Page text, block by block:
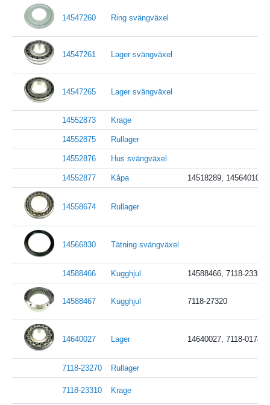
14547260 Ring svängväxel
14547261 Lager svängväxel
14547265 Lager svängväxel
14552873 Krage
14552875 Rullager
14552876 Hus svängväxel
14552877 Kåpa 14518289, 14564010
14558674 Rullager
14566830 Tätning svängväxel
14588466 Kugghjul 14588466, 7118-23350
14588467 Kugghjul 7118-27320
14640027 Lager 14640027, 7118-
7118-23270 Rullager
7118-23310 Krage